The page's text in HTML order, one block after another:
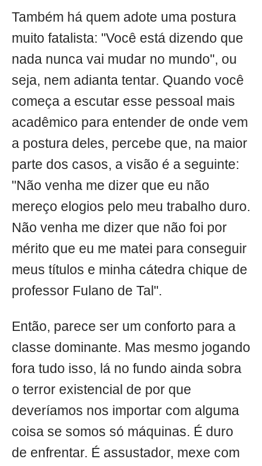
Também há quem adote uma postura
muito fatalista: "Você está dizendo que
nada nunca vai mudar no mundo", ou
seja, nem adianta tentar. Quando você
começa a escutar esse pessoal mais
acadêmico para entender de onde vem
a postura deles, percebe que, na maior
parte dos casos, a visão é a seguinte:
"Não venha me dizer que eu não
mereço elogios pelo meu trabalho duro.
Não venha me dizer que não foi por
mérito que eu me matei para conseguir
meus títulos e minha cátedra chique de
professor Fulano de Tal".
Então, parece ser um conforto para a
classe dominante. Mas mesmo jogando
fora tudo isso, lá no fundo ainda sobra
o terror existencial de por que
deveríamos nos importar com alguma
coisa se somos só máquinas. É duro
de enfrentar. É assustador, mexe com